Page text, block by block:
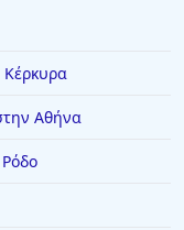
Κέρκυρα
Αθήνα